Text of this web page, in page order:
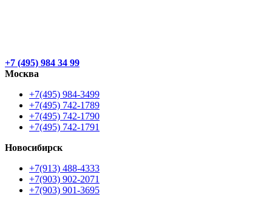
+7 (495) 984 34 99
Москва
+7(495) 984-3499
+7(495) 742-1789
+7(495) 742-1790
+7(495) 742-1791
Новосибирск
+7(913) 488-4333
+7(903) 902-2071
+7(903) 901-3695